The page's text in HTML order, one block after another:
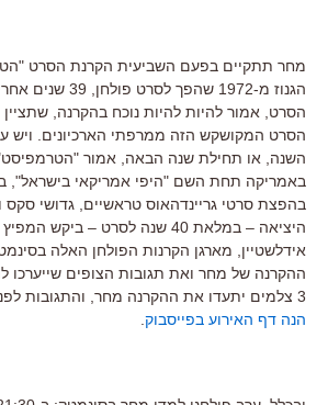
מחר תתקיים בפעם השביעית הקרנת הסרט
הגנוז מ-1972 שהפך
הסרט, אמור להיות להיות נוכח בהקרנה,
הסרט המקושקש הזה ממרפתי הארכיונים. ויש
השנה, או תחילת שנה הבאה, אמור "הטרמפיסט"
באמריקה תחת השם "היפי אמריקאי
בהפצת סרטי גריינדהאוס טראשיים, גדושי סקס
היציאה – במלאת 40 שנה לסרט –
אידלשטיין, מארגן הקרנות הפולחן האלה
3 צלמים יתעדו את ההקרנה מחר, והתגובות לפני ואחרי, למטרה זו.
הנה דף האירוע בפייסבוק